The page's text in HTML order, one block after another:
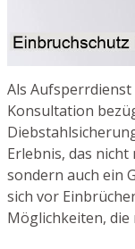
Als
Konsultation
Erlebnis, das
sondern auch ein
sich vor
Möglichkeiten, die